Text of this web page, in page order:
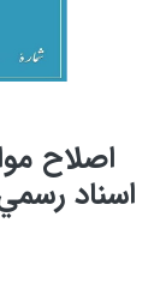
اصلاح
اسناد